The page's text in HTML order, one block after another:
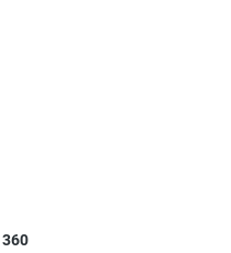
360